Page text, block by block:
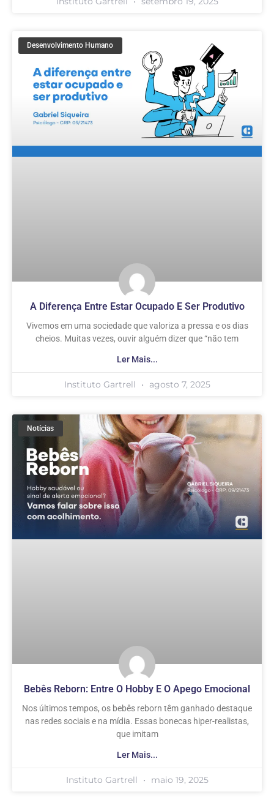
Desenvolvimento Humano
A Diferença Entre Estar Ocupado E Ser Produtivo
Vivemos em uma sociedade que valoriza a pressa e os dias
cheios. Muitas vezes, ouvir alguém dizer que “não tem
Ler Mais...
Instituto Gartrell agosto 7, 2025
Notícias
Bebês Reborn: Entre O Hobby E O Apego Emocional
Nos últimos tempos, os bebês reborn têm ganhado destaque
nas redes sociais e na mídia. Essas bonecas hiper-realistas,
que imitam
Ler Mais...
Instituto Gartrell maio 19, 2025